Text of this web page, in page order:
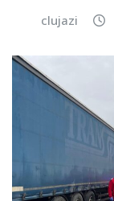
clujazi